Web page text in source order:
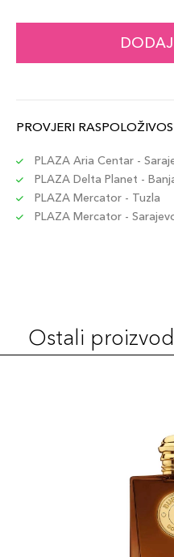
PROVJERI
PLAZA Aria Centar -
PLAZA Delta Planet -
PLAZA Mercator - Tuzla
PLAZA Mercator -
Ostali